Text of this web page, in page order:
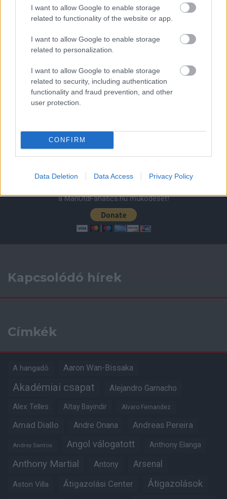
I want to allow Google to enable storage
related to functionality of the website or app.
I want to allow Google to enable storage
related to personalization.
I want to allow Google to enable storage
related to security, including authentication
functionality and fraud prevention, and other
user protection.
CONFIRM
Data Deletion Data Access Privacy Policy
Felkészülési szezon 4. mérkőzés
Nya Ullevi, Göteborg
2026-08-08 17:00
1 nap 11 óra 25 perc 16 másodperc
Leeds Unitedvs Manchester United2026-08-12 20:30
AC MilanvsManchester United2026-08-15 18:00
Támogatás
a ManUtdFanatics.hu működését!
Kapcsolódó hírek
Címkék
A hangadó Aaron Wan-Bissaka
Akadémiai csapat Alejandro Garnacho
Alex Telles Altay Bayindir Alvaro Fernandez
Amad Diallo Andre Onana Andreas Pereira
Andrey Santos Angol válogatott Anthony Elanga
Anthony Martial Antony Arsenal
Aston Villa Átigazolási Center Átigazolások